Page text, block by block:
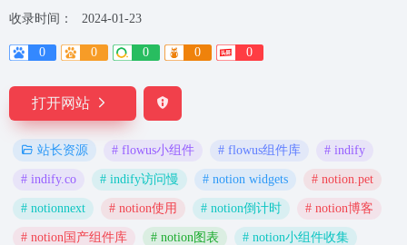
收录时间：
2024-01-23
0 0 0 0 0
打开网站
站长资源 # flowus小组件 # flowus组件库 # indify
# indify.co # indify访问慢 # notion widgets # notion.pet
# notionnext # notion使用 # notion倒计时 # notion博客
# notion国产组件库 # notion图表 # notion小组件收集